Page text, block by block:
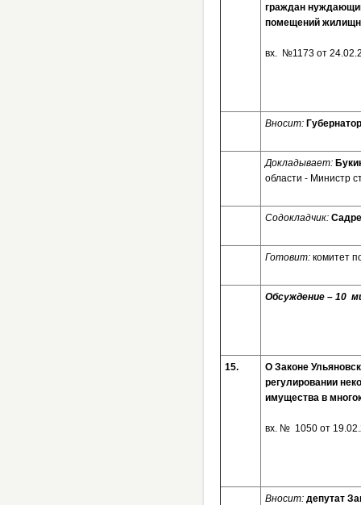
граждан
помещений
вх. №1173 от
Вносит:
Докладывает:
области - Министр
Содокладчик:
Готовит: комитет
Обсуждение – 10
15.
О Законе
регулировании
имущества в
вх. № 1050 от
Вносит: депутат